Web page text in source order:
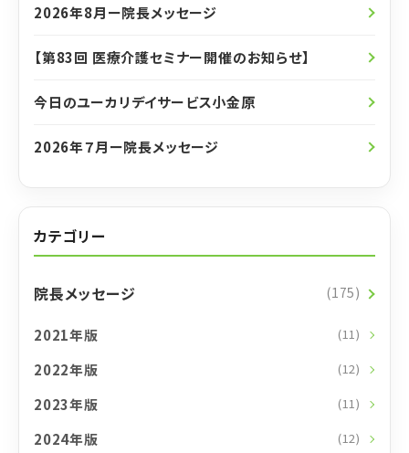
2026年8月ー院長メッセージ
【第83回 医療介護セミナー開催のお知らせ】
今日のユーカリデイサービス小金原
2026年７月ー院長メッセージ
カテゴリー
院長メッセージ (175)
2021年版 (11)
2022年版 (12)
2023年版 (11)
2024年版 (12)